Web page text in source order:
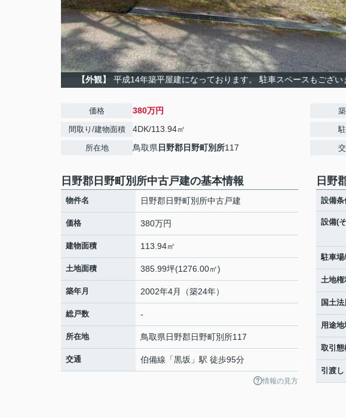
【外観】 平成14年築平屋建になっております。 駐車スペースもござい
価格 380万円
間取り/建物面積 4DK/113.94㎡
所在地 鳥取県 日野郡日野町別所117
日野郡日野町別所中古戸建の基本情報
物件名 日野郡日野町別所中古戸建
価格 380万円
建物面積 113.94㎡
土地面積 385.99坪(1276.00㎡)
築年月 2002年4月（築24年）
総戸数 -
所在地 鳥取県日野郡日野町別所117
交通 伯備線 「黒坂 」駅 徒歩95分
情報の見方
日野
設備条
設備(
駐車場
土地権
国土法
用途地
取引態
引渡し